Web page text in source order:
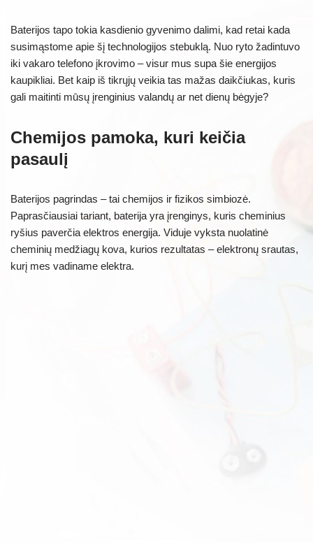
Baterijos tapo tokia kasdienio gyvenimo dalimi, kad retai kada
susimąstome apie šį technologijos stebuklą. Nuo ryto žadintuvo
iki vakaro telefono įkrovimo – visur mus supa šie energijos
kaupikliai. Bet kaip iš tikrųjų veikia tas mažas daikčiukas, kuris
gali maitinti mūsų įrenginius valandų ar net dienų bėgyje?
Chemijos pamoka, kuri keičia
pasaulį
Baterijos pagrindas – tai chemijos ir fizikos simbiozė.
Paprasčiausiai tariant, baterija yra įrenginys, kuris cheminius
ryšius paverčia elektros energija. Viduje vyksta nuolatinė
cheminių medžiagų kova, kurios rezultatas – elektronų srautas,
kurį mes vadiname elektra.